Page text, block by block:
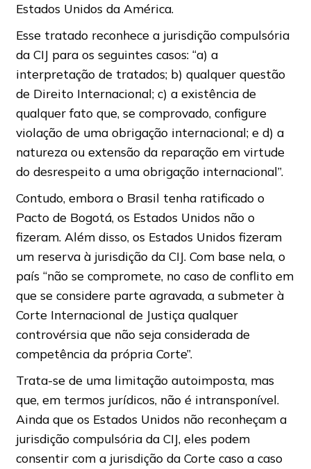
Estados Unidos da América.
Esse tratado reconhece a jurisdição compulsória
da CIJ para os seguintes casos: “a) a
interpretação de tratados; b) qualquer questão
de Direito Internacional; c) a existência de
qualquer fato que, se comprovado, configure
violação de uma obrigação internacional; e d) a
natureza ou extensão da reparação em virtude
do desrespeito a uma obrigação internacional”.
Contudo, embora o Brasil tenha ratificado o
Pacto de Bogotá, os Estados Unidos não o
fizeram. Além disso, os Estados Unidos fizeram
um reserva à jurisdição da CIJ. Com base nela, o
país “não se compromete, no caso de conflito em
que se considere parte agravada, a submeter à
Corte Internacional de Justiça qualquer
controvérsia que não seja considerada de
competência da própria Corte”.
Trata-se de uma limitação autoimposta, mas
que, em termos jurídicos, não é intransponível.
Ainda que os Estados Unidos não reconheçam a
jurisdição compulsória da CIJ, eles podem
consentir com a jurisdição da Corte caso a caso